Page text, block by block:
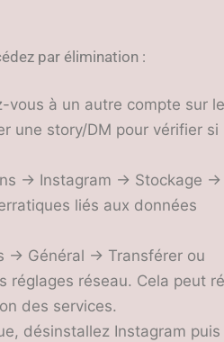
par élimination :
vous à un autre compte sur le
une story/DM pour vérifier si
→ Instagram → Stockage
liés aux données
→ Général → Transférer ou
réglages réseau. Cela peut
des services.
désinstallez Instagram puis